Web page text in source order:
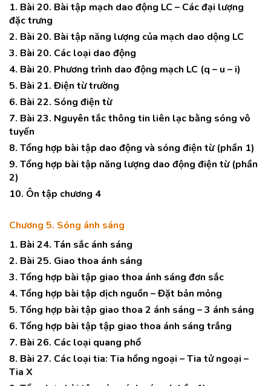
1. Bài 20. Bài tập mạch dao động LC – Các đại lượng
đặc trưng
2. Bài 20. Bài tập năng lượng của mạch dao dộng LC
3. Bài 20. Các loại dao động
4. Bài 20. Phương trình dao động mạch LC (q – u – i)
5. Bài 21. Điện từ trường
6. Bài 22. Sóng điện từ
7. Bài 23. Nguyên tắc thông tin liên lạc bằng sóng vô
tuyến
8. Tổng hợp bài tập dao động và sóng điện từ (phần 1)
9. Tổng hợp bài tập năng lượng dao động điện từ (phần
2)
10. Ôn tập chương 4
Chương 5. Sóng ánh sáng
1. Bài 24. Tán sắc ánh sáng
2. Bài 25. Giao thoa ánh sáng
3. Tổng hợp bài tập giao thoa ánh sáng đơn sắc
4. Tổng hợp bài tập dịch nguồn – Đặt bản mỏng
5. Tổng hợp bài tập giao thoa 2 ánh sáng – 3 ánh sáng
6. Tổng hợp bài tập tập giao thoa ánh sáng trắng
7. Bài 26. Các loại quang phổ
8. Bài 27. Các loại tia: Tia hồng ngoại – Tia tử ngoại –
Tia X